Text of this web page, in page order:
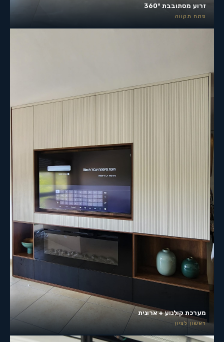
זרוע מסתובבת 360°
פתח תקווה
מערכת קולנוע + ארונית
ראשון לציון